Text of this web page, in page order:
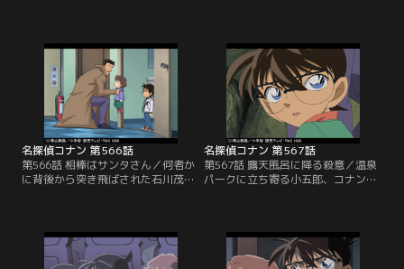
ディから聞いた強盗たちの行動を整
理する。倒した強盗が目出し帽を脱
いでいた事から強盗たちの狙いに気
付いたコナンは光彦らに指示を出
し、強盗たちの計画を阻止しようと
するが…。
に倒れた店主の海老原に声をかける
がすでに絶命。胸にはダーツの矢が
刺さっていた。小五郎は窓の外から
矢が飛んできたと推理するが、コナ
ンは現場を見て違和感を抱き…。
名探偵コナン 第566話
第566話 相棒はサンタさん／何者か
に背後から突き飛ばされた石川茂子
ることに。この後、茂子が拉致さ
れ、犯行に使われた盗難車も発見さ
れる。小五郎は茂子に想いを寄せる
名探偵コナン 第567話
第567話 露天風呂に降る殺意／温泉
パークに立ち寄る小五郎、コナン、
泉パークの買収を迫っていたとい
う。湯船には大きな石があり、崖の
上の誰かが石を引き抜いた跡から、